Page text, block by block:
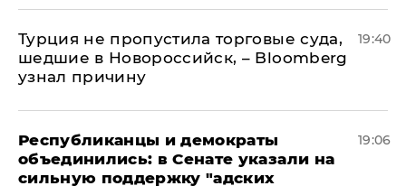
Турция не пропустила торговые суда,
шедшие в Новороссийск, – Bloomberg
узнал причину
19:40
Республиканцы и демократы
объединились: в Сенате указали на
сильную поддержку "адских
19:06